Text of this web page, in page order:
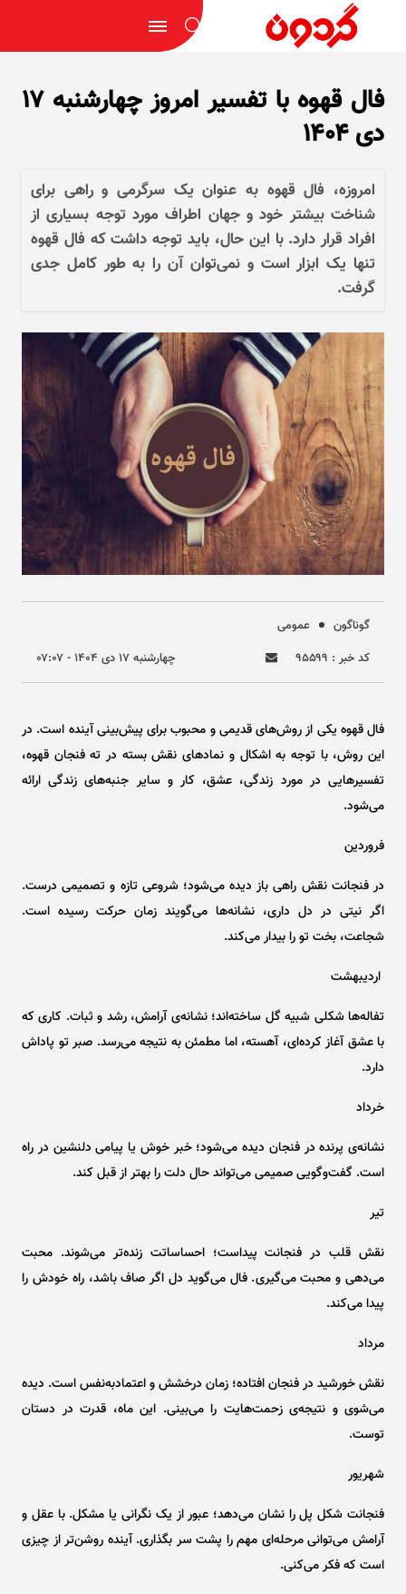
فال قهوه با تفسیر امروز چهارشنبه ۱۷
دی ۱۴۰۴
امروزه، فال قهوه به عنوان یک سرگرمی و راهی برای
شناخت بیشتر خود و جهان اطراف مورد توجه بسیاری از
افراد قرار دارد. با این حال، باید توجه داشت که فال قهوه
تنها یک ابزار است و نمی‌توان آن را به طور کامل جدی
گرفت.
گوناگون
عمومی
کد خبر : ۹۵۵۹۹
چهارشنبه ۱۷ دی ۱۴۰۴ - ۰۷:۰۷
فال قهوه یکی از روش‌های قدیمی و محبوب برای پیش‌بینی آینده است. در
این روش، با توجه به اشکال و نماد‌های نقش بسته در ته فنجان قهوه،
تفسیر‌هایی در مورد زندگی، عشق، کار و سایر جنبه‌های زندگی ارائه
می‌شود.
فروردین
در فنجانت نقش راهی باز دیده می‌شود؛ شروعی تازه و تصمیمی درست.
اگر نیتی در دل داری، نشانه‌ها می‌گویند زمان حرکت رسیده است.
شجاعت، بخت تو را بیدار می‌کند.
اردیبهشت
تفاله‌ها شکلی شبیه گل ساخته‌اند؛ نشانه‌ی آرامش، رشد و ثبات. کاری که
با عشق آغاز کرده‌ای، آهسته، اما مطمئن به نتیجه می‌رسد. صبر تو پاداش
دارد.
خرداد
نشانه‌ی پرنده در فنجان دیده می‌شود؛ خبر خوش یا پیامی دلنشین در راه
است. گفت‌وگویی صمیمی می‌تواند حال دلت را بهتر از قبل کند.
تیر
نقش قلب در فنجانت پیداست؛ احساساتت زنده‌تر می‌شوند. محبت
می‌دهی و محبت می‌گیری. فال می‌گوید دل اگر صاف باشد، راه خودش را
پیدا می‌کند.
مرداد
نقش خورشید در فنجان افتاده؛ زمان درخشش و اعتمادبه‌نفس است. دیده
می‌شوی و نتیجه‌ی زحمت‌هایت را می‌بینی. این ماه، قدرت در دستان
توست.
شهریور
فنجانت شکل پل را نشان می‌دهد؛ عبور از یک نگرانی یا مشکل. با عقل و
آرامش می‌توانی مرحله‌ای مهم را پشت سر بگذاری. آینده روشن‌تر از چیزی
است که فکر می‌کنی.